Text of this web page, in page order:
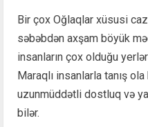
Bir çox Oğlaqlar xüsusi
səbəbdən axşam böyük
insanların çox olduğu
Maraqlı insanlarla tanış
uzunmüddətli dostluq və
bilər.